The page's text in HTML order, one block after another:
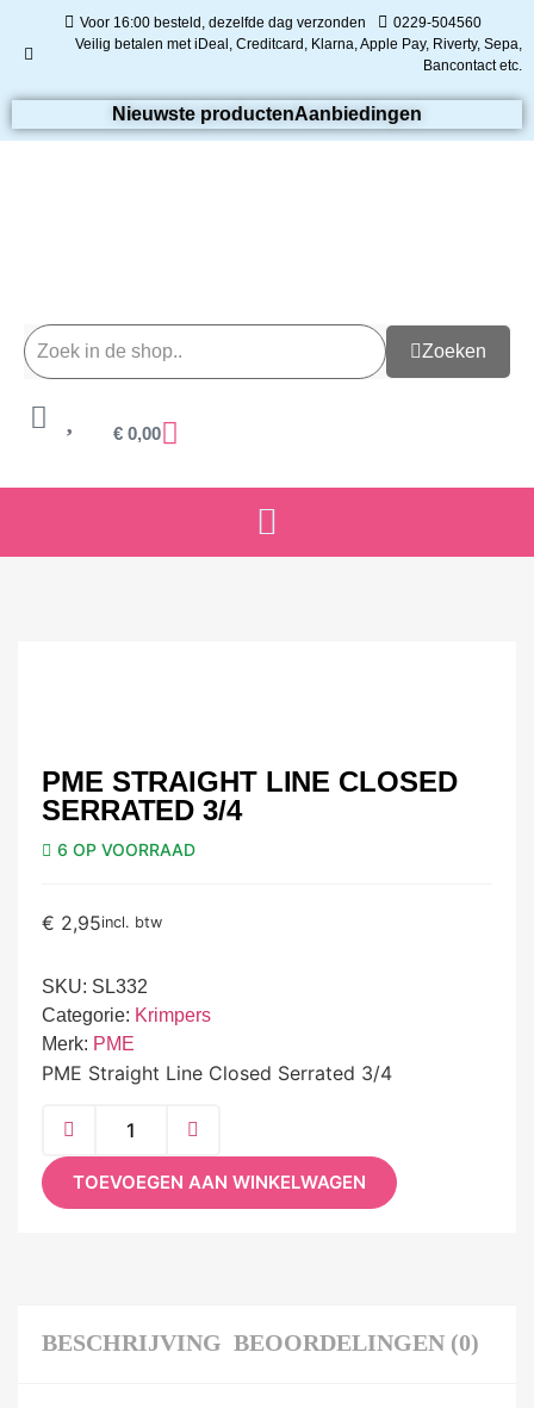
Voor 16:00 besteld, dezelfde dag verzonden
0229-504560
Veilig betalen met iDeal, Creditcard, Klarna, Apple Pay, Riverty, Sepa,
Bancontact etc.
Nieuwste productenAanbiedingen
Zoeken
€ 0,00
PME STRAIGHT LINE CLOSED
SERRATED 3/4
6 OP VOORRAAD
€ 2,95incl. btw
SKU: SL332
Categorie: Krimpers
Merk: PME
PME Straight Line Closed Serrated 3/4
TOEVOEGEN AAN WINKELWAGEN
BESCHRIJVING BEOORDELINGEN (0)